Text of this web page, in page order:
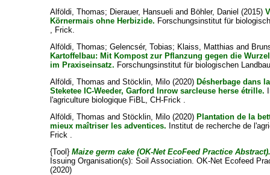
Alföldi, Thomas; Dierauer, Hansueli and Böhler, Daniel (2015)
Körnermais ohne Herbizide. Forschungsinstitut für
, Frick.
Alföldi, Thomas;Gelencsér, Tobias; Klaiss, Matthias and
Kartoffelbau: Mit Kompost zur Pflanzung gegen die
im Praxiseinsatz. Forschungsinstitut für biologischen
Alföldi, Thomas andStöcklin, Milo (2020) Désherbage dans
Steketee IC-Weeder, Garford Inrow sarcleuse herse étrille.
l'agriculture biologique FiBL, CH-Frick .
Alföldi, Thomas andStöcklin, Milo (2020) Plantation de la
mieux maîtriser les adventices. Institut de recherche de
Frick .
{Tool}Maize germ cake (OK-Net EcoFeed Practice
Issuing Organisation(s): Soil Association. OK-Net Ecofeed
(2020)